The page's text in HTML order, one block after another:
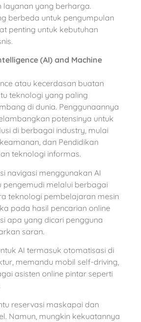
layanan yang berharga.
berbeda untuk pengumpulan
penting untuk kebutuhan
(AI) and Machine
atau kecerdasan buatan
teknologi yang paling
di dunia. Penggunaannya
potensinya untuk
di berbagai industry, mulai
dan Pendidikan
teknologi informas.
navigasi menggunakan AI
pengemudi melalui berbagai
teknologi pembelajaran mesin
pada hasil pencarian online
apa yang dicari pengguna
saran.
AI termasuk otomatisasi di
memandu mobil self-driving,
asisten online pintar seperti
reservasi maskapai dan
Namun, mungkin kekuatannya